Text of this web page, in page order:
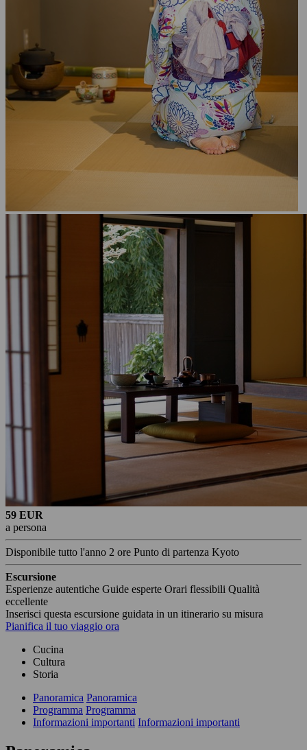
59 EUR
a persona
Disponibile tutto l'anno 2 ore Punto di partenza Kyoto
Escursione
Esperienze autentiche Guide esperte Orari flessibili Qualità
eccellente
Inserisci questa escursione guidata in un itinerario su misura
Pianifica il tuo viaggio ora
Cucina
Cultura
Storia
Panoramica Panoramica
Programma Programma
Informazioni importanti Informazioni importanti